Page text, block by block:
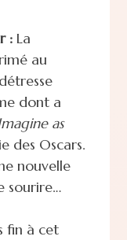
:La
au
dont a
as
des Oscars.
nouvelle
sourire…
fin à cet